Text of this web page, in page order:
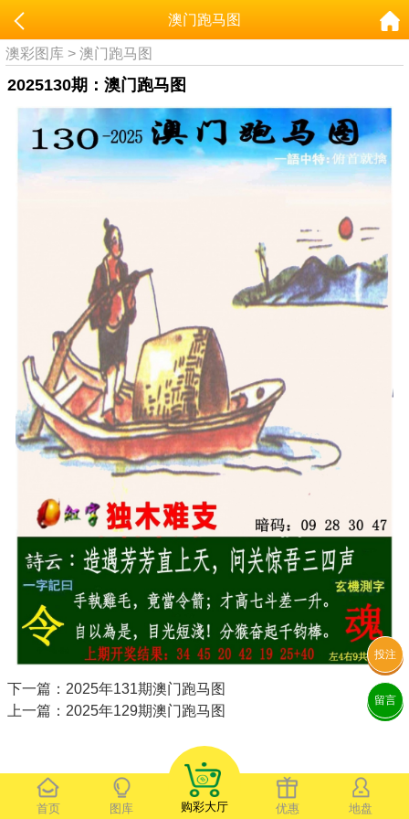
首页 图库 购彩大厅 优惠 地盘
投注
留言
澳门跑马图
澳彩图库 >澳门跑马图
2025130期：澳门跑马图
下一篇：2025年131期澳门跑马图
上一篇：2025年129期澳门跑马图